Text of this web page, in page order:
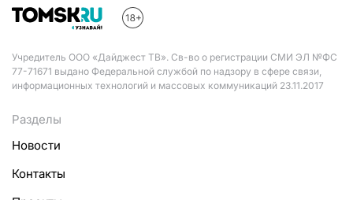
Учредитель ООО «Дайджест ТВ». Св-во о регистрации СМИ ЭЛ №ФС
77-71671 выдано Федеральной службой по надзору в сфере связи,
информационных технологий и массовых коммуникаций 23.11.2017
Разделы
Новости
Контакты